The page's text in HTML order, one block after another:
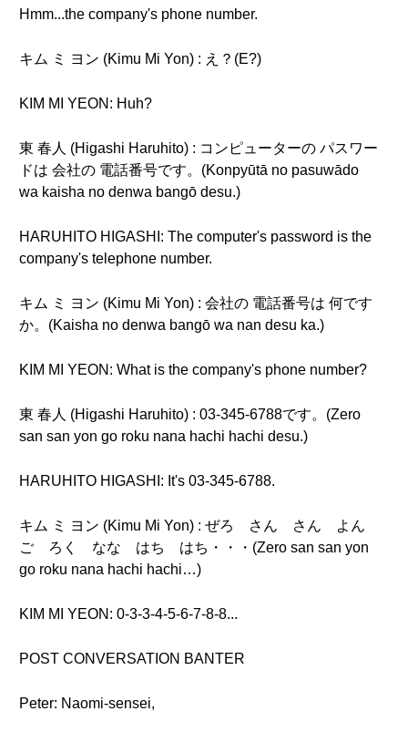
Hmm...the company's phone number.
キム ミ ヨン (Kimu Mi Yon) : え？(E?)
KIM MI YEON: Huh?
東 春人 (Higashi Haruhito) : コンピューターの パスワー
ドは 会社の 電話番号です。(Konpyūtā no pasuwādo
wa kaisha no denwa bangō desu.)
HARUHITO HIGASHI: The computer's password is the
company's telephone number.
キム ミ ヨン (Kimu Mi Yon) : 会社の 電話番号は 何です
か。(Kaisha no denwa bangō wa nan desu ka.)
KIM MI YEON: What is the company's phone number?
東 春人 (Higashi Haruhito) : 03-345-6788です。(Zero
san san yon go roku nana hachi hachi desu.)
HARUHITO HIGASHI: It's 03-345-6788.
キム ミ ヨン (Kimu Mi Yon) : ぜろ さん さん よん
ご ろく なな はち はち・・・(Zero san san yon
go roku nana hachi hachi…)
KIM MI YEON: 0-3-3-4-5-6-7-8-8...
POST CONVERSATION BANTER
Peter: Naomi-sensei,